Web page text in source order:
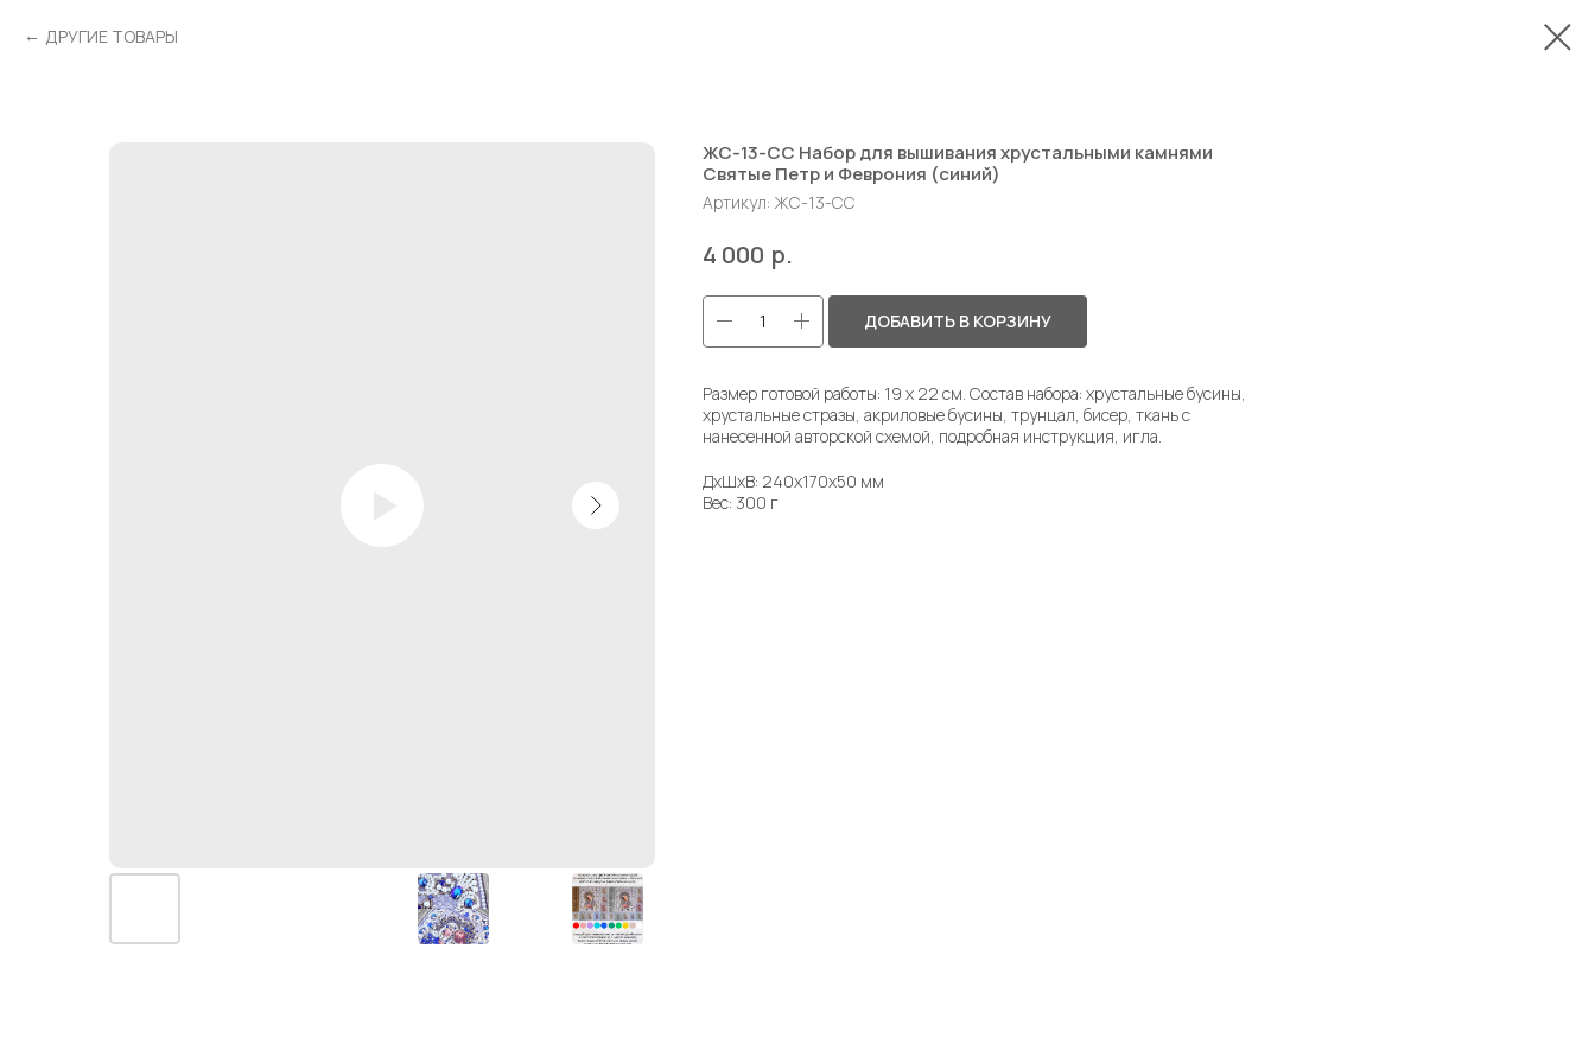
ДРУГИЕ ТОВАРЫ
ЖС-13-СС Набор для вышивания хрустальными камнями
Святые Петр и Феврония (синий)
Артикул: ЖС-13-СС
4 000 р.
ДОБАВИТЬ В КОРЗИНУ
Размер готовой работы: 19 х 22 см. Состав набора: хрустальные бусины,
хрустальные стразы, акриловые бусины, трунцал, бисер, ткань с
нанесенной авторской схемой, подробная инструкция, игла.
ДxШxВ: 240x170x50 мм
Вес: 300 г